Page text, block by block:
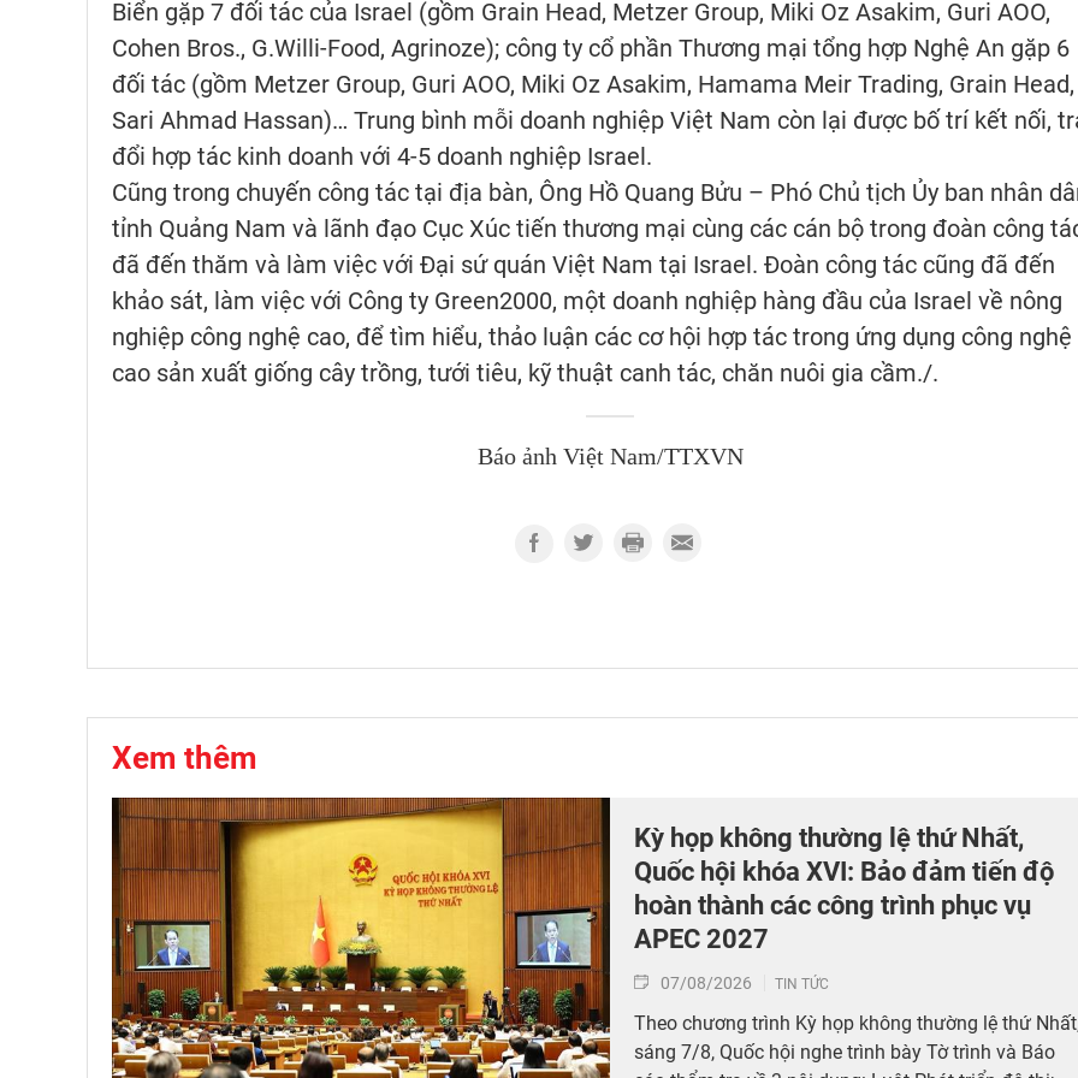
Biển gặp 7 đối tác của Israel (gồm Grain Head, Metzer Group, Miki Oz Asakim, Guri AOO,
Cohen Bros., G.Willi-Food, Agrinoze); công ty cổ phần Thương mại tổng hợp Nghệ An gặp 6
đối tác (gồm Metzer Group, Guri AOO, Miki Oz Asakim, Hamama Meir Trading, Grain Head,
Sari Ahmad Hassan)… Trung bình mỗi doanh nghiệp Việt Nam còn lại được bố trí kết nối,
đổi hợp tác kinh doanh với 4-5 doanh nghiệp Israel.
Cũng trong chuyến công tác tại địa bàn, Ông Hồ Quang Bửu – Phó Chủ tịch Ủy ban nhân
tỉnh Quảng Nam và lãnh đạo Cục Xúc tiến thương mại cùng các cán bộ trong đoàn công
đã đến thăm và làm việc với Đại sứ quán Việt Nam tại Israel. Đoàn công tác cũng đã đến
khảo sát, làm việc với Công ty Green2000, một doanh nghiệp hàng đầu của Israel về nông
nghiệp công nghệ cao, để tìm hiểu, thảo luận các cơ hội hợp tác trong ứng dụng công nghệ
cao sản xuất giống cây trồng, tưới tiêu, kỹ thuật canh tác, chăn nuôi gia cầm./.
Báo ảnh Việt Nam/TTXVN
Xem thêm
Kỳ họp không thường lệ thứ Nhất,
Quốc hội khóa XVI: Bảo đảm tiến độ
hoàn thành các công trình phục vụ
APEC 2027
07/08/2026 TIN TỨC
Theo chương trình Kỳ họp không thường lệ thứ
sáng 7/8, Quốc hội nghe trình bày Tờ trình và Báo